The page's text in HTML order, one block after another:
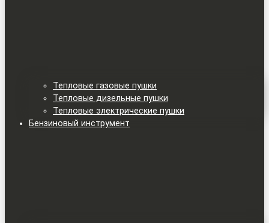
Тепловые газовые пушки
Тепловые дизельные пушки
Тепловые электрические пушки
Бензиновый инструмент